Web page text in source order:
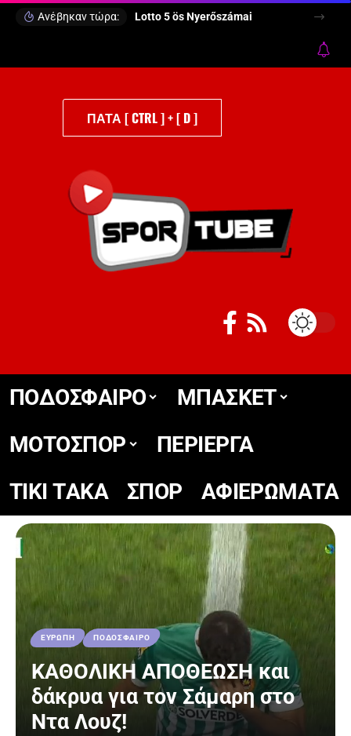
Ανέβηκαν τώρα: Lotto 5 ös Nyerőszámai
ΠΑΤΑ [ CTRL ] + [ D ]
ΠΟΔΟΣΦΑΙΡΟ
ΜΠΑΣΚΕΤ
ΜΟΤΟΣΠΟΡ
ΠΕΡΙΕΡΓΑ
TIKΙ TΑΚΑ
ΣΠΟΡ ΑΦΙΕΡΩΜΑΤΑ
ΕΥΡΩΠΗ ΠΟΔΟΣΦΑΙΡΟ
ΚΑΘΟΛΙΚΗ ΑΠΟΘΕΩΣΗ και
δάκρυα για τον Σάμαρη στο
Ντα Λουζ!